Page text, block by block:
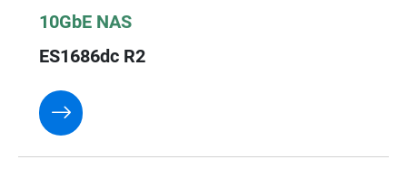
10GbE NAS
ES1686dc R2